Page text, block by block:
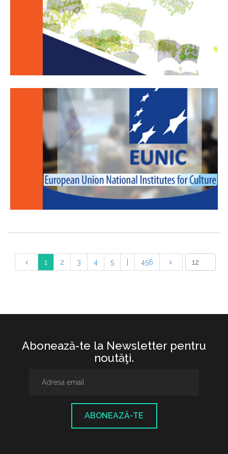
1 2 3 4 5 456
Abonează-te la Newsletter pentru
noutăţi.
ABONEAZĂ-TE